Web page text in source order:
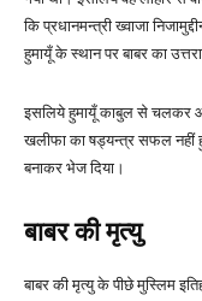
कि प्रधानमन्त्री ख्वाजा
हुमायूँ के स्थान पर बाबर का
इसलिये हुमायूँ काबुल से चलकर
खलीफा का षड्यन्त्र सफल
बनाकर भेज दिया।
बाबर की मृत्यु
बाबर की मृत्यु के पीछे मुस्लिम